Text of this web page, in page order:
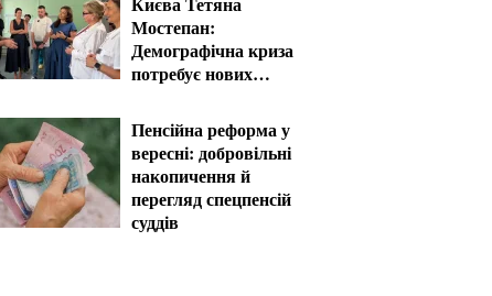
Мостепан:
Демографічна криза
потребує нових
Пенсійна реформа у
вересні: добровільні
накопичення й
перегляд спецпенсій
суддів